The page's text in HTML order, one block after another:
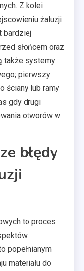
Z kolei
żaluzji
bardziej
słońcem oraz
także systemy
pierwszy
ściany lub ramy
gdy drugi
otworów w
błędy
to proces
popełnianym
materiału do